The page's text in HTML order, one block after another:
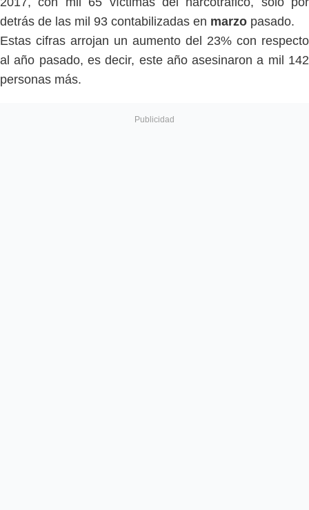
detrás de las mil 93 contabilizadas en marzo pasado.
Estas cifras arrojan un aumento del 23% con respecto
al año pasado, es decir, este año asesinaron a mil 142
personas más.